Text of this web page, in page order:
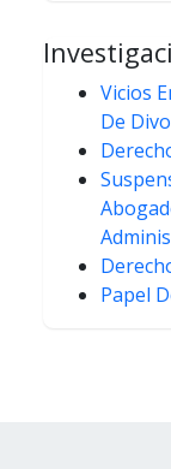
Vicios
De
Papel